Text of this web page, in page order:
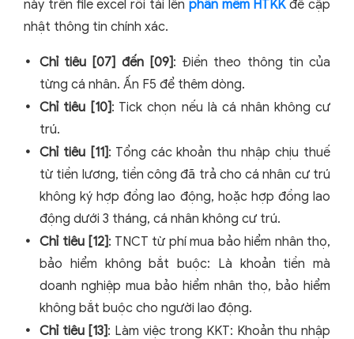
này trên file excel rồi tải lên phần mềm HTKKđể cập
nhật thông tin chính xác.
Chỉ tiêu [07] đến [09]: Điền theo thông tin của
từng cá nhân. Ấn F5 để thêm dòng.
Chỉ tiêu [10]: Tick chọn nếu là cá nhân không cư
trú.
Chỉ tiêu [11]: Tổng các khoản thu nhập chịu thuế
từ tiền lương, tiền công đã trả cho cá nhân cư trú
không ký hợp đồng lao động, hoặc hợp đồng lao
động dưới 3 tháng, cá nhân không cư trú.
Chỉ tiêu [12]: TNCT từ phí mua bảo hiểm nhân thọ,
bảo hiểm không bắt buộc: Là khoản tiền mà
doanh nghiệp mua bảo hiểm nhân thọ, bảo hiểm
không bắt buộc cho người lao động.
Chỉ tiêu [13]: Làm việc trong KKT: Khoản thu nhập